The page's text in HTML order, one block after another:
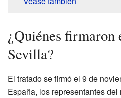
¿Quiénes firmaron
Sevilla?
El tratado se firmó el 9 de
España, los representantes